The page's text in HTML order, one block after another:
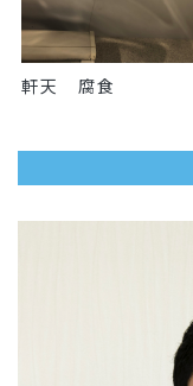
軒天 腐食